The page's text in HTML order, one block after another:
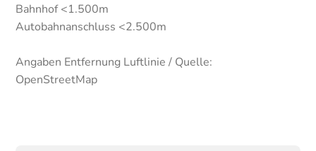
Bahnhof <1.500m
Autobahnanschluss <2.500m
Angaben Entfernung Luftlinie / Quelle:
OpenStreetMap